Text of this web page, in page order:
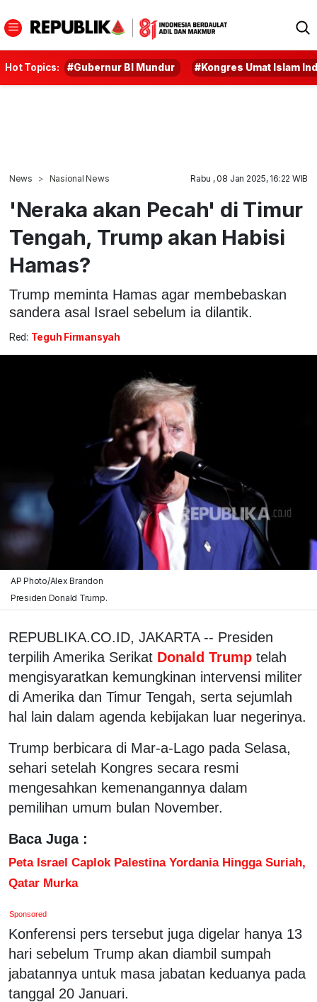
Hot Topics: #Gubernur BI Mundur #Kongres Umat Islam
News Nasional News Rabu , 08 Jan 2025, 16:22 WIB
'Neraka akan Pecah' di Timur
Tengah, Trump akan Habisi
Hamas?
Trump meminta Hamas agar membebaskan
sandera asal Israel sebelum ia dilantik.
Red: Teguh Firmansyah
AP Photo/Alex Brandon
Presiden Donald Trump.
REPUBLIKA.CO.ID, JAKARTA -- Presiden
terpilih Amerika Serikat Donald Trump telah
mengisyaratkan kemungkinan intervensi militer
di Amerika dan Timur Tengah, serta sejumlah
hal lain dalam agenda kebijakan luar negerinya.
Trump berbicara di Mar-a-Lago pada Selasa,
sehari setelah Kongres secara resmi
mengesahkan kemenangannya dalam
pemilihan umum bulan November.
Baca Juga :
Peta Israel Caplok Palestina Yordania Hingga Suriah,
Qatar Murka
Sponsored
Konferensi pers tersebut juga digelar hanya 13
hari sebelum Trump akan diambil sumpah
jabatannya untuk masa jabatan keduanya pada
tanggal 20 Januari.